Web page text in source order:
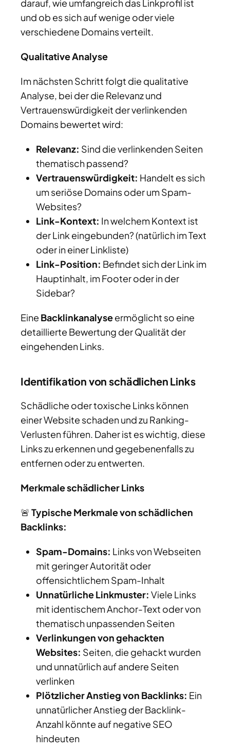
darauf, wie umfangreich das Linkprofil ist
und ob es sich auf wenige oder viele
verschiedene Domains verteilt.
Qualitative Analyse
Im nächsten Schritt folgt die qualitative
Analyse, bei der die Relevanz und
Vertrauenswürdigkeit der verlinkenden
Domains bewertet wird:
Relevanz: Sind die verlinkenden Seiten
thematisch passend?
Vertrauenswürdigkeit: Handelt es sich
um seriöse Domains oder um Spam-
Websites?
Link-Kontext: In welchem Kontext ist
der Link eingebunden? (natürlich im Text
oder in einer Linkliste)
Link-Position: Befindet sich der Link im
Hauptinhalt, im Footer oder in der
Sidebar?
Eine Backlinkanalyseermöglicht so eine
detaillierte Bewertung der Qualität der
eingehenden Links.
Identifikation von schädlichen Links
Schädliche oder toxische Links können
einer Website schaden und zu Ranking-
Verlusten führen. Daher ist es wichtig, diese
Links zu erkennen und gegebenenfalls zu
entfernen oder zu entwerten.
Merkmale schädlicher Links
🚨 Typische Merkmale von schädlichen
Backlinks:
Spam-Domains: Links von Webseiten
mit geringer Autorität oder
offensichtlichem Spam-Inhalt
Unnatürliche Linkmuster: Viele Links
mit identischem Anchor-Text oder von
thematisch unpassenden Seiten
Verlinkungen von gehackten
Websites: Seiten, die gehackt wurden
und unnatürlich auf andere Seiten
verlinken
Plötzlicher Anstieg von Backlinks: Ein
unnatürlicher Anstieg der Backlink-
Anzahl könnte auf negative SEO
hindeuten